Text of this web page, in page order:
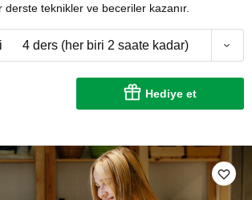
derste teknikler ve beceriler kazanır.
4 ders (her biri 2 saate kadar)
Hediye et